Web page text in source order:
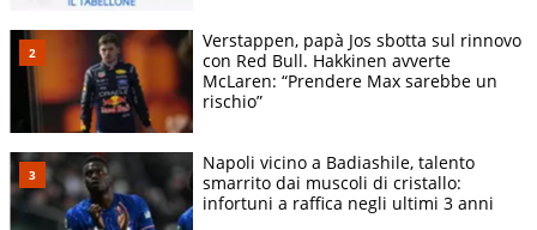
Verstappen, papà Jos sbotta sul rinnovo
con Red Bull. Hakkinen avverte
McLaren: “Prendere Max sarebbe un
rischio”
Napoli vicino a Badiashile, talento
smarrito dai muscoli di cristallo:
infortuni a raffica negli ultimi 3 anni